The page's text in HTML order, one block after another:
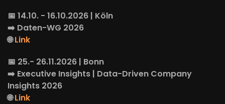
📅 14.10. - 16.10.2026 | Köln
➡️ Daten-WG 2026
🌐Link
📅 25.- 26.11.2026 | Bonn
➡️ Executive Insights | Data-Driven Company
Insights 2026
🌐Link